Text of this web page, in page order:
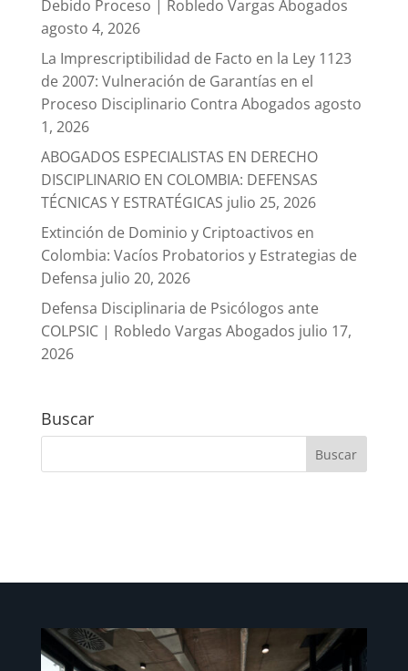
Debido Proceso | Robledo Vargas Abogados
agosto 4, 2026
La Imprescriptibilidad de Facto en la Ley 1123
de 2007: Vulneración de Garantías en el
Proceso Disciplinario Contra Abogados agosto
1, 2026
ABOGADOS ESPECIALISTAS EN DERECHO
DISCIPLINARIO EN COLOMBIA: DEFENSAS
TÉCNICAS Y ESTRATÉGICAS julio 25, 2026
Extinción de Dominio y Criptoactivos en
Colombia: Vacíos Probatorios y Estrategias de
Defensa julio 20, 2026
Defensa Disciplinaria de Psicólogos ante
COLPSIC | Robledo Vargas Abogados julio 17,
2026
Buscar